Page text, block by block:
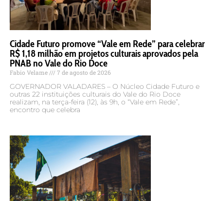
Cidade Futuro promove “Vale em Rede” para celebrar
R$ 1,18 milhão em projetos culturais aprovados pela
PNAB no Vale do Rio Doce
Fabio Velame 7 de agosto de 2026
GOVERNADOR VALADARES – O Núcleo Cidade Futuro e
outras 22 instituições culturais do Vale do Rio Doce
realizam, na terça-feira (12), às 9h, o “Vale em Rede”,
encontro que celebra